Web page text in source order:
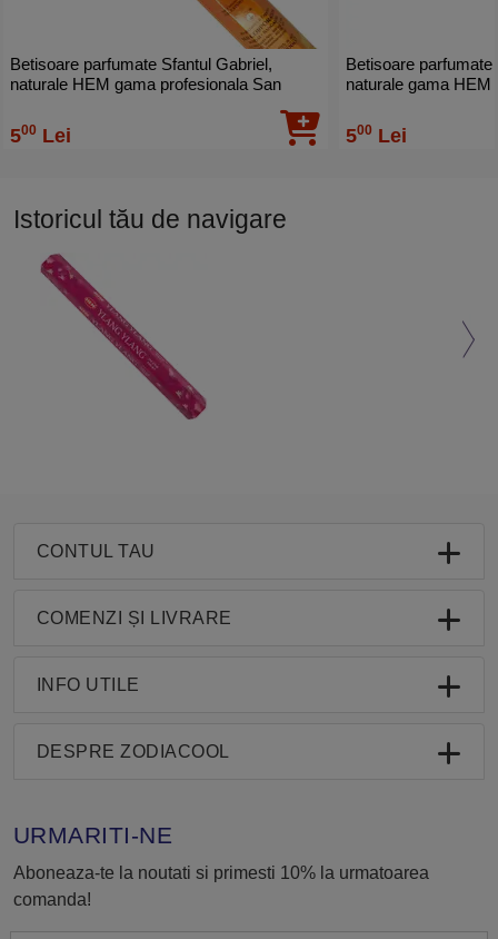
Betisoare parfumate Sfantul Gabriel,
naturale HEM gama profesionala San
500 Lei
Betisoare parfumate
naturale gama HEM profesionala San
500 Lei
Istoricul tău de navigare
CONTUL TAU
COMENZI ȘI LIVRARE
INFO UTILE
DESPRE ZODIACOOL
URMARITI-NE
Aboneaza-te la noutati si primesti 10% la urmatoarea
comanda!